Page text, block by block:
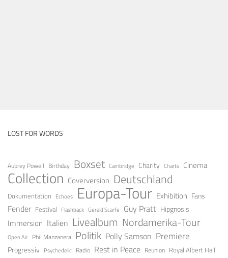
LOST FOR WORDS
Aubrey Powell Birthday Boxset Cambridge Charity Charts Cinema
Collection Coverversion Deutschland
Dokumentation Echoes Europa-Tour Exhibition Fans
Fender Festival Flashback Gerald Scarfe Guy Pratt Hipgnosis
Immersion Italien Livealbum Nordamerika-Tour
Open Air Phil Manzanera Politik Polly Samson Premiere
Progressiv Psychedelic Radio Rest in Peace Reunion Royal Albert Hall